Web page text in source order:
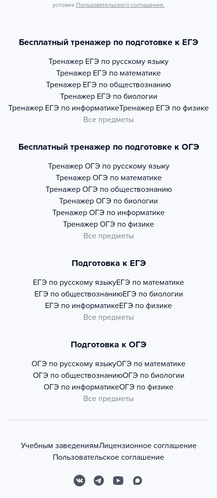
условия Пользовательского соглашения.
Бесплатный тренажер по подготовке к ЕГЭ
Тренажер ЕГЭ по русскому языку
Тренажер ЕГЭ по математике
Тренажер ЕГЭ по обществознанию
Тренажер ЕГЭ по биологии
Тренажер ЕГЭ по информатикеТренажер ЕГЭ по физике
Все предметы
Бесплатный тренажер по подготовке к ОГЭ
Тренажер ОГЭ по русскому языку
Тренажер ОГЭ по математике
Тренажер ОГЭ по обществознанию
Тренажер ОГЭ по биологии
Тренажер ОГЭ по информатике
Тренажер ОГЭ по физике
Все предметы
Подготовка к ЕГЭ
ЕГЭ по русскому языкуЕГЭ по математике
ЕГЭ по обществознаниюЕГЭ по биологии
ЕГЭ по информатикеЕГЭ по физике
Все предметы
Подготовка к ОГЭ
ОГЭ по русскому языкуОГЭ по математике
ОГЭ по обществознаниюОГЭ по биологии
ОГЭ по информатикеОГЭ по физике
Все предметы
Учебным заведениямЛицензионное соглашение
Пользовательское соглашение